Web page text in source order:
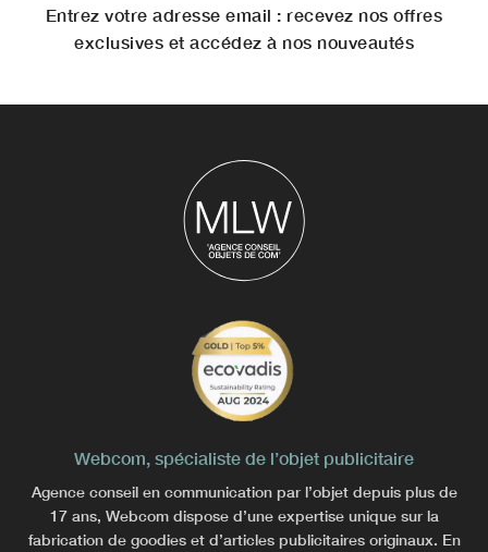
Entrez votre adresse email : recevez nos offres
exclusives et accédez à nos nouveautés
Webcom, spécialiste de l’objet publicitaire
Agence conseil en communication par l’objet depuis plus de
17 ans, Webcom dispose d’une expertise unique sur la
fabrication de goodies et d’articles publicitaires originaux. En